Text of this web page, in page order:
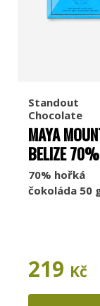
Standout
Chocolate
MAYA
BELIZE 70%
70% hořká
čokoláda 50
219 Kč